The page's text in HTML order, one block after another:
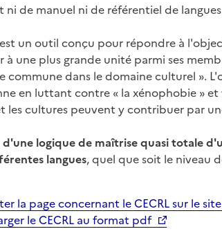
ni de manuel ni de référentiel de
un outil conçu pour répondre à
à une plus grande unité parmi ses
commune dans le domaine culturel ».
en luttant contre « la xénophobie »
les cultures peuvent y contribuer par
d'une logique de maîtrise quasi totale
langues, quel que soit le niveau
la page concernant le CECRL sur le
le CECRL au format pdf